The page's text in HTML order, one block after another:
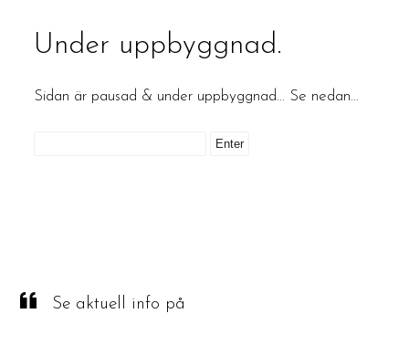
Under uppbyggnad.
Sidan är pausad & under uppbyggnad… Se nedan…
Se aktuell info på